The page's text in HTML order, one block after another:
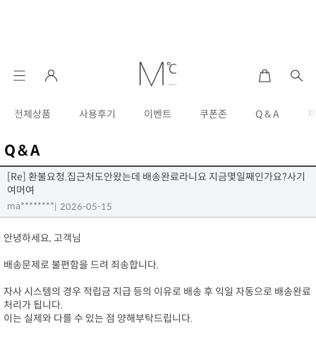
전체상품 사용후기 이벤트 쿠폰존 Q & A
Q & A
[Re] 환불요청.집근처도안왔는데 배송완료라니요 지금몇일째인가요?사기
여머여
ma******** 2026-05-15
안녕하세요, 고객님
배송문제로 불편함을 드려 죄송합니다.
자사 시스템의 경우 적립금 지급 등의 이유로 배송 후 익일 자동으로 배송완료
처리가 됩니다.
이는 실제와 다를 수 있는 점 양해부탁드립니다.